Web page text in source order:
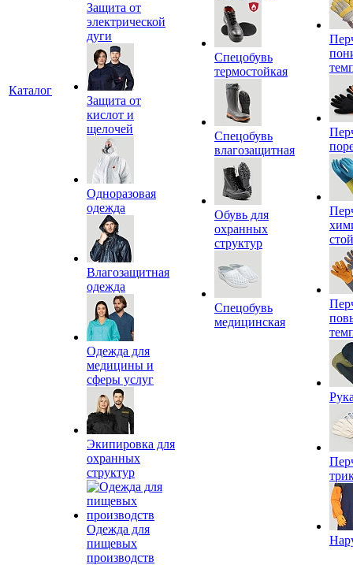
Каталог
Защита от
электрической
дуги
Защита от
кислот и
щелочей
Одноразовая
одежда
Влагозащитная
одежда
Одежда для
медицины и
сферы услуг
Экипировка для
охранных
структур
Одежда для
пищевых
производств
Спецобувь
термостойкая
Спецобувь
влагозащитная
Обувь для
охранных
структур
Спецобувь
медицинская